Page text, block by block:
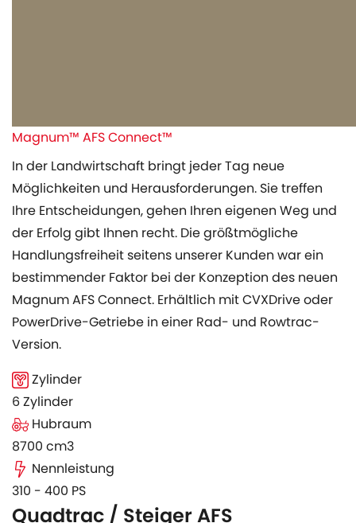
Magnum™ AFS Connect™
In der Landwirtschaft bringt jeder Tag neue
Möglichkeiten und Herausforderungen. Sie treffen
Ihre Entscheidungen, gehen Ihren eigenen Weg und
der Erfolg gibt Ihnen recht. Die größtmögliche
Handlungsfreiheit seitens unserer Kunden war ein
bestimmender Faktor bei der Konzeption des neuen
Magnum AFS Connect. Erhältlich mit CVXDrive oder
PowerDrive-Getriebe in einer Rad- und Rowtrac-
Version.
Zylinder
6 Zylinder
Hubraum
8700 cm3
Nennleistung
310 - 400 PS
Quadtrac / Steiger AFS